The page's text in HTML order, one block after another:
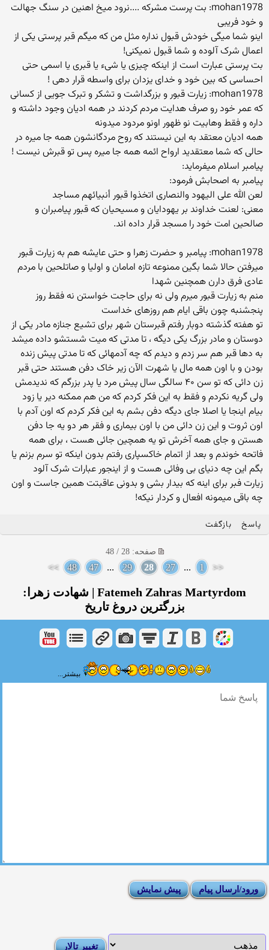
mohan1978: بت پرست مشرکه ....نرود میخ اهنین در سنگ جهالت
و خود فریبی
اینو شما میگی خودش قبول نداره مثل من که میگم قبر پرستی یکی از
اعمال شرک آلوده و شما قبول نمیکنی!
بت پرستی عبارت است از اینکه چیزی یا شیء یا قبری یا اسمی حتی
احساسی که بین خود و خدای یزدان برای واسطه قرار دهی !
mohan1978: زیارت قبور و بزرگداشت و تشکر و تبرک جویی از کسانی
که عمر خود رو صرف هدایت مردم کردند در همه ادیان وجود داشته و
داره و فقط وهابیت نو ظهور اونو مردود میدونه
همه ادیان معتقد به این نیستند که روح مردگانشون همه جا میره در
حالی که شما معتقدید ارواح ائمه همه جا میره پس تو قبرش نیست !
پیامبر اسلام میفرماید:
پیامبر به اصحابش فرمود:
لعن الله على الیهود والنصارى اتخذوا قبور أنبیائهم مساجد
معنی: لعنت خداوند بر یهودایان و مسیحیان که قبور پیامبران و
صالحین امت خود را مسجد قرار داده اند.
mohan1978: پیامبر و حضرت زهرا و حتی عایشه هم به زیارت قبور
میرفتن حالا شما بگین ممنوعه تازه امامان و اولیا و صاتلحین با مردم
عادی فرق دارن همچنین شهدا
منم به زیارت قبور میرم ولی نه برای حاجت خواستن نه فقط روز
پنجشنبه چون باقی ایام هم روزهای خداست
تو هفته گذشته دوبار رفتم قبرستان شهر برای تشیع جنازه مادر یکی از
دوستان و مادر بزرگ یکی دیگه ، تا مدتی که میت شستشو داده میشد
به دها قبر هم سر زدم و دیدم که چه آدمهائی که تا مدتی پیش زنده
بودن و با اون همه مال یا شهرت الآن زیر خاک دفن هستند حتی قبر
زن دائی که تو سن ۴۰ سالگی سال پیش مرد یا پدر بزرگم که ندیدمش
ولی گریه نکردم و فقط به این فکر کردم که من هم ممکنه دیر یا زود
بیام اینجا یا اصلا جای دیگه دفن بشم به این فکر کردم که اون آدم با
اون ثروت و این زن دائی من با اون بیماری و فقر هر دو یه جا دفن
هستن و جای همه آخرش تو یه همچین جائی هست ، برای همه
فاتحه خوندم و بعد از اتمام خاکسپاری رفتم بدون اینکه تو سرم بزنم یا
بگم این چه دنیای بی وفائی هست و از اینجور عبارات شرک آلود
زیارت فبر برای اینه که بیدار بشی و بدونی عاقبتت همین جاست و اون
چه باقی میمونه افعال و کردار نیکه!
پاسخ بازگفت
صفحه: 28 / 48
<<
1
...
27
28
29
...
47
48
>>
Fatemeh Zahras Martyrdom | شهادت زهرا:
بزرگترین دروغ تاریخ
بیشتر...